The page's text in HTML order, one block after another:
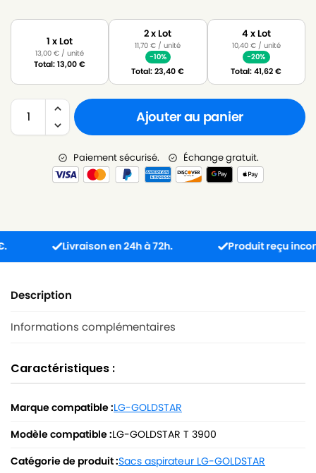
1 x Lot
13,00€ / unité
Total:13,00€
2 x Lot
11,70€ / unité
-10%
Total:23,40€
4 x Lot
10,40 €/ unité
-20%
Total:41,62€
Ajouter au panier
Paiement sécurisé. Échange gratuit.
Livraison en 24h à 72h. Produit reçu
Description
Informations complémentaires
Caractéristiques :
Marque compatible :LG-GOLDSTAR
Modèle compatible :LG-GOLDSTAR T 3900
Catégorie de produit :Sacs aspirateur LG-GOLDSTAR